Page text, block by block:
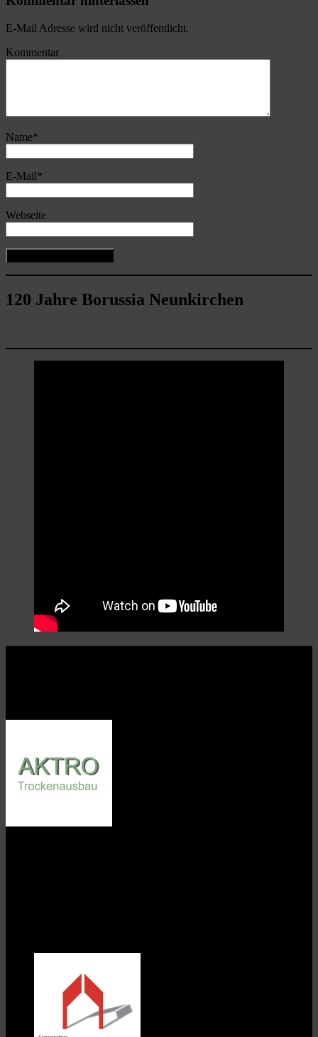
E-Mail Adresse wird nicht veröffentlicht.
Kommentar
Name*
E-Mail*
Webseite
120 Jahre Borussia Neunkirchen